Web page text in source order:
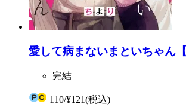
愛して病まないまといちゃん
完結
110/¥121(税込)